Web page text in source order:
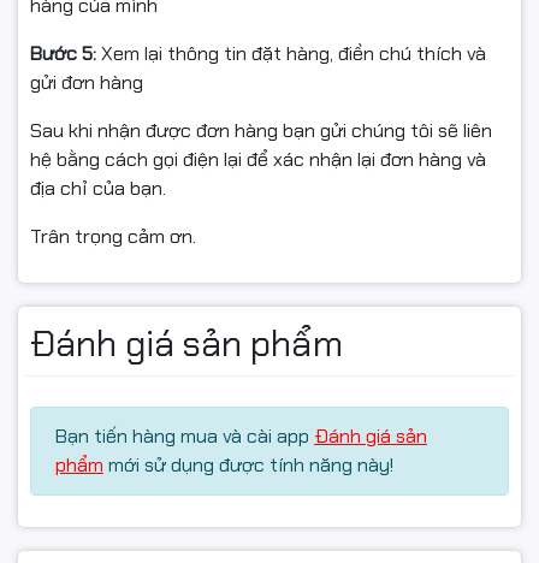
trường học.
Quay video mở hộp khi nhận để làm bằng chứng nếu có
va đập/lỗi vận chuyển.
Nếu chưa dùng được, vui lòng liên hệ kỹ thuật để được
phụ kiện/tem/hộp.
hạn bảo hành.
#PoE250W #Switch24PoE #EasySmart #VLAN #QoS
hàng của mình
Bước 5:Xem lại thông tin đặt hàng, điền chú thích và
gửi đơn hàng
Sau khi nhận được đơn hàng bạn gửi chúng tôi sẽ liên
hệ bằng cách gọi điện lại để xác nhận lại đơn hàng và
địa chỉ của bạn.
Trân trọng cảm ơn.
Đánh giá sản phẩm
Bạn tiến hàng mua và cài app Đánh giá sản
phẩm mới sử dụng được tính năng này!